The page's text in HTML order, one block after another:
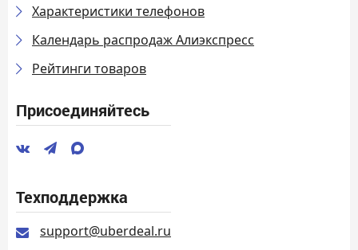
Характеристики телефонов
Календарь распродаж Алиэкспресс
Рейтинги товаров
Присоединяйтесь
Техподдержка
support@uberdeal.ru